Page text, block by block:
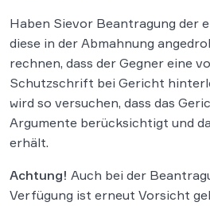
Haben Sievor Beantragung der
diese in der Abmahnung
rechnen, dass der Gegner eine
Schutzschrift bei Gericht
wird so versuchen, dass das
Argumente berücksichtigt und
erhält.
Achtung! Auch bei der
Verfügung ist erneut Vorsicht